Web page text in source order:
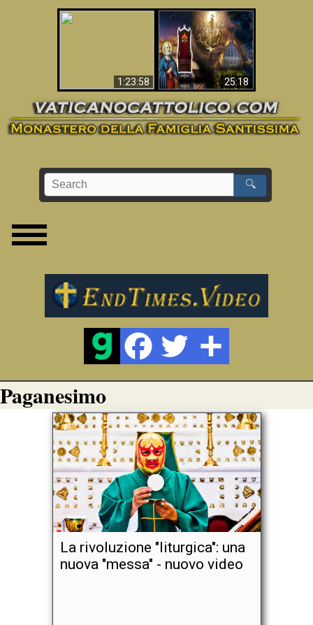
1:23:58 25:18
La Bibbia ha previsto
70 anni senza Papa?
🔍
Paganesimo
La rivoluzione "liturgica": una
nuova "messa" - nuovo video